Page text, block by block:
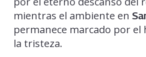
mientras el ambiente en
permanece marcado por
la tristeza.